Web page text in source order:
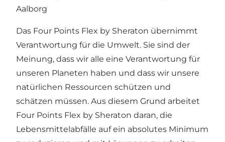
Aalborg
Das Four Points Flex by Sheraton übernimmt
Verantwortung für die Umwelt. Sie sind der
Meinung, dass wir alle eine Verantwortung für
unseren Planeten haben und dass wir unsere
natürlichen Ressourcen schützen und
schätzen müssen. Aus diesem Grund arbeitet
Four Points Flex by Sheraton daran, die
Lebensmittelabfälle auf ein absolutes Minimum